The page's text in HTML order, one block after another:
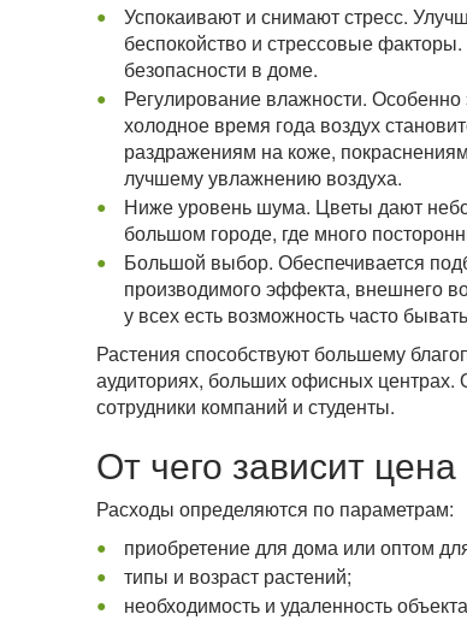
Успокаивают и снимают стресс.
беспокойство и стрессовые
безопасности в доме.
Регулирование влажности.
холодное время года воздух
раздражениям на коже,
лучшему увлажнению воздуха.
Ниже уровень шума. Цветы дают
большом городе, где много
Большой выбор. Обеспечивается
производимого эффекта, внешнего
у всех есть возможность часто
Растения способствуют большему
аудиториях, больших офисных центрах.
сотрудники компаний и студенты.
От чего зависит
Расходы определяются по параметрам:
приобретение для дома или оптом
типы и возраст растений;
необходимость и удаленность